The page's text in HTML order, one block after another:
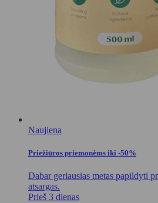
Naujiena
Priežiūros priemonėms iki -50%
Dabar geriausias metas papildyti
atsargas.
Prieš 3 dienas